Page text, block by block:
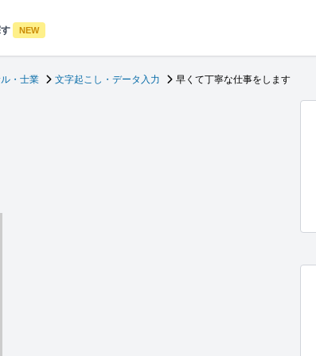
NEW
・士業 文字起こし・データ入力 早くて丁寧な仕事をします